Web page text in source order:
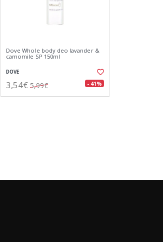
Dove Whole body deo lavander &
camomile SP 150ml
DOVE
3,54€ 5,99€ - 41%